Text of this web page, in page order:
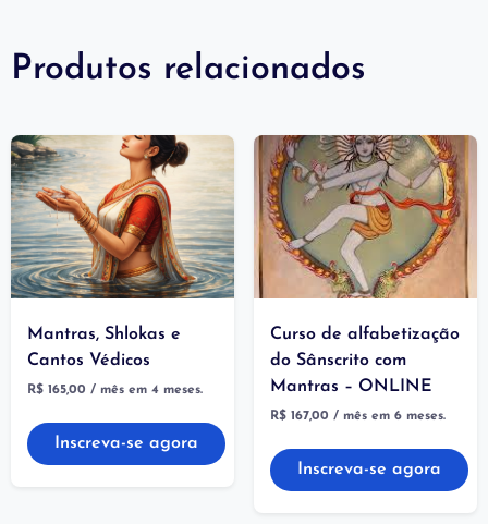
Produtos relacionados
Mantras, Shlokas e
Cantos Védicos
R$ 165,00 / mês em 4 meses.
Inscreva-se agora
Curso de alfabetização
do Sânscrito com
Mantras – ONLINE
R$167,00 / mês em 6 meses.
Inscreva-se agora